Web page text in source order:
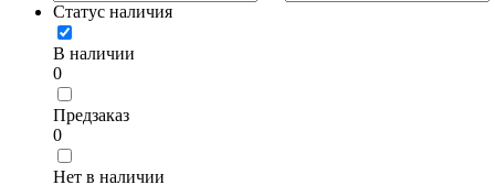
Статус наличия
В наличии
0
Предзаказ
0
Нет в наличии